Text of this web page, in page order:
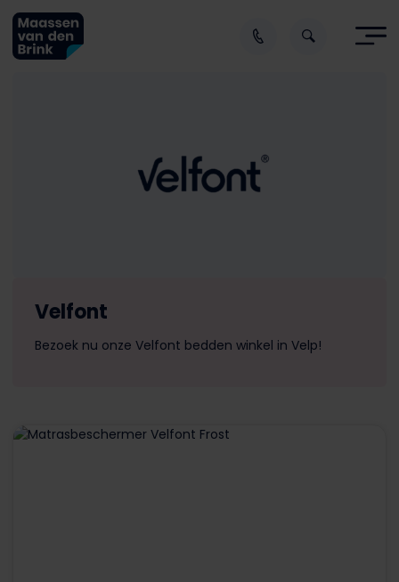
Velfont
Bezoek nu onze Velfont bedden winkel in Velp!